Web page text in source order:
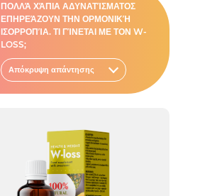
ΠΟΛΛΆ ΧΆΠΙΑ ΑΔΥΝΑΤΊΣΜΑΤΟΣ
ΕΠΗΡΕΆΖΟΥΝ ΤΗΝ ΟΡΜΟΝΙΚΉ
ΙΣΟΡΡΟΠΊΑ. ΤΙ ΓΊΝΕΤΑΙ ΜΕ ΤΟΝ W-
LOSS;
Απόκρυψη απάντησης